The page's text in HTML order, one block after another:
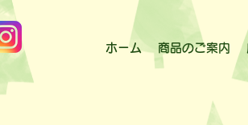
ホーム 商品のご案内